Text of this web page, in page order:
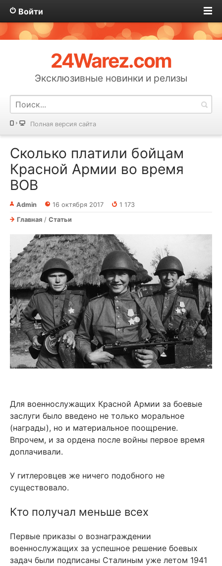
Войти
24Warez.com
Эксклюзивные новинки и релизы
Полная версия сайта
Сколько платили бойцам
Красной Армии во время
ВОВ
Admin 16 октября 2017
1 173
Главная / Статьи
Для военнослужащих Красной Армии за боевые
заслуги было введено не только моральное
(награды), но и материальное поощрение.
Впрочем, и за ордена после войны первое время
доплачивали.
У гитлеровцев же ничего подобного не
существовало.
Кто получал меньше всех
Первые приказы о вознаграждении
военнослужащих за успешное решение боевых
задач были подписаны Сталиным уже летом 1941